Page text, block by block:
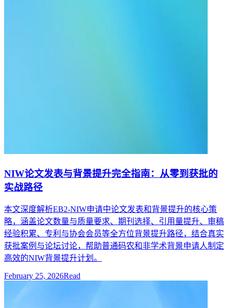
NIW论文发表与背景提升完全指南：从零到获批的
实战路径
本文深度解析EB2-NIW申请中论文发表和背景提升的核心策
略，涵盖论文数量与质量要求、期刊选择、引用量提升、审稿
经验积累、专利与协会会员等全方位背景提升路径，结合真实
获批案例与论坛讨论，帮助普通码农和非学术背景申请人制定
高效的NIW背景提升计划。
February 25, 2026Read